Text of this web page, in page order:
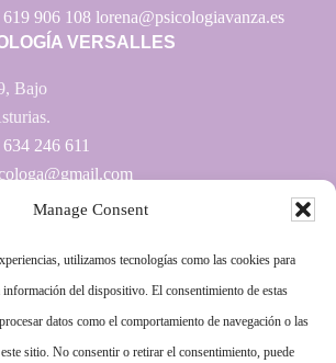
Manage Consent
utilizamos tecnologías como las cookies para
información del dispositivo. El consentimiento de estas
datos como el comportamiento de navegación o las
sitio. No consentir o retirar el consentimiento, puede
619 906 108 lorena@psicologiavanza.es
VERSALLES
Bajo
634 246 611